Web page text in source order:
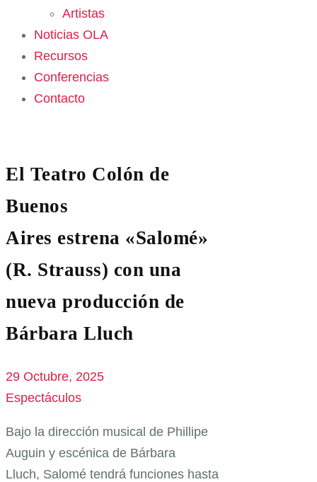
Artistas
Noticias OLA
Recursos
Conferencias
Contacto
El Teatro Colón de
Buenos
Aires estrena «Salomé»
(R. Strauss) con una
nueva producción de
Bárbara Lluch
29 Octubre, 2025
Espectáculos
Bajo la dirección musical de Phillipe
Auguin y escénica de Bárbara
Lluch, Salomé tendrá funciones hasta